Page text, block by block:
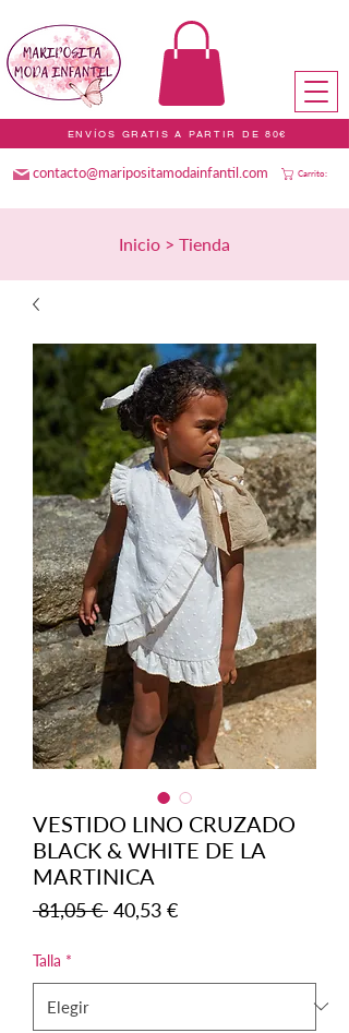
Carrito:
contacto@maripositamodainfantil.com
ENVÍOS GRATIS A PARTIR DE 80€
Inicio > Tienda
VESTIDO LINO CRUZADO
BLACK & WHITE DE LA
MARTINICA
81,05 € Precio
40,53 €Precio
Talla *